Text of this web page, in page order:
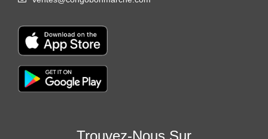
Trouvez-Nous Sur